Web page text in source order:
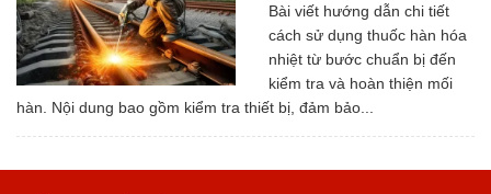
Bài viết hướng dẫn chi tiết
cách sử dụng thuốc hàn hóa
nhiệt từ bước chuẩn bị đến
kiểm tra và hoàn thiện mối
hàn. Nội dung bao gồm kiểm tra thiết bị, đảm bảo...